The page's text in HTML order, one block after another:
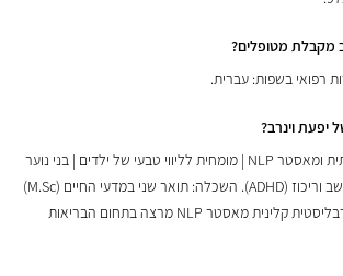
מקבלת מטופלים?
רפואי בשפות: עברית.
יפעת וינרב?
יפעת וינרב היא נטורופתית ומאסטר NLP | מומחית לליווי טבעי של ילדים | בני נוער
ומבוגרים עם הפרעות קשב וריכוז (ADHD). השכלה: תואר שני במדעי החיים (M.Sc)
נטורופתית מוסמכת, הרבליסטית קלינית מאסטר NLP מרצה בתחום הבריאות